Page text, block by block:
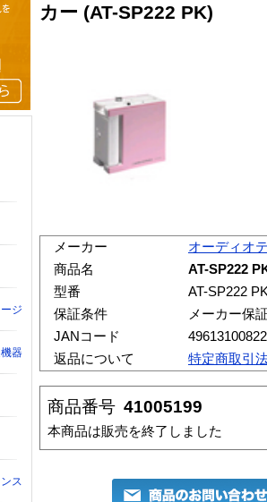
カー (AT-SP222 PK)
メーカー
オーディオ
商品名
AT-SP222
型番
AT-SP222
保証条件
メーカー保
JANコード
返品について
特定商取引
商品番号 41005199
本商品は販売を終了しました
ジ
器
ス